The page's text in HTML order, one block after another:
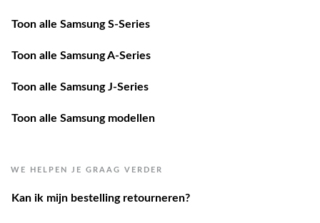
Toon alle Samsung S-Series
Toon alle Samsung A-Series
Toon alle Samsung J-Series
Toon alle Samsung modellen
WE HELPEN JE GRAAG VERDER
Kan ik mijn bestelling retourneren?